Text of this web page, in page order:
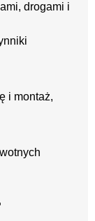
drogami i
i montaż,